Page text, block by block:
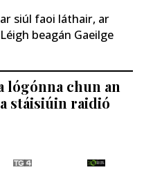
siúl faoi láthair, ar
beagán Gaeilge
lógónna chun an
stáisiúin raidió